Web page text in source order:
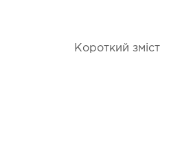
Короткий зміст